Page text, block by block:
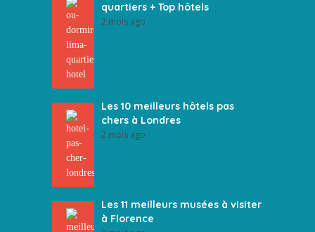
quartiers + Top hôtels
2 mois ago
Les 10 meilleurs hôtels pas
chers à Londres
2 mois ago
Les 11 meilleurs musées à visiter
à Florence